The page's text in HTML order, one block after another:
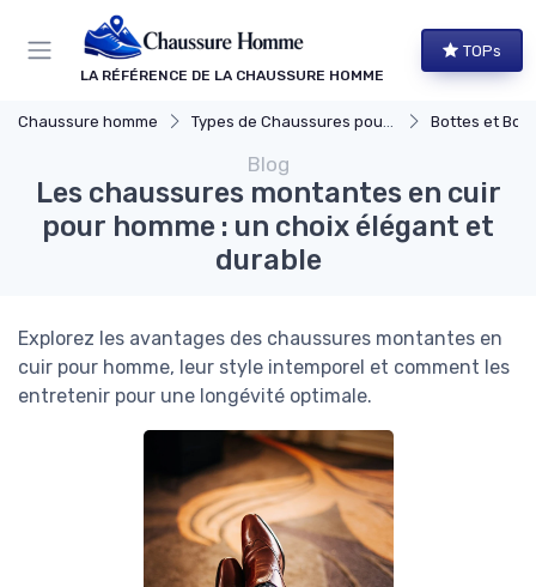
LA RÉFÉRENCE DE LA CHAUSSURE HOMME
TOPs
Chaussure homme Types de Chaussures pour Hommes Bottes et
Blog
Les chaussures montantes en cuir
pour homme : un choix élégant et
durable
Explorez les avantages des chaussures montantes en
cuir pour homme, leur style intemporel et comment les
entretenir pour une longévité optimale.
Panneau de gestion des cookies